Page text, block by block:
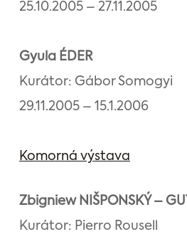
25.10.2005 – 27.11.2005
Gyula ÉDER
Kurátor: Gábor Somogyi
29.11.2005 – 15.1.2006
Komorná výstava
Zbigniew NIŠPONSKÝ – GUT
Kurátor: Pierro Rousell